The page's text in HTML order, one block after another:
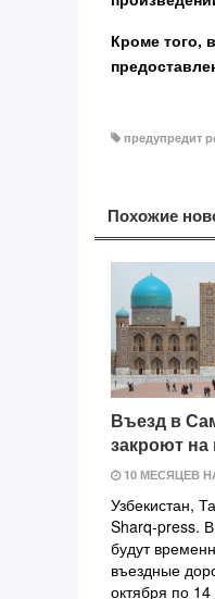
Кроме того,
предупредит
Похожие
Въезд в
закроют
10 МЕСЯЦЕВ
Узбекистан,
Sharq-press.
будут
въездные
октября по